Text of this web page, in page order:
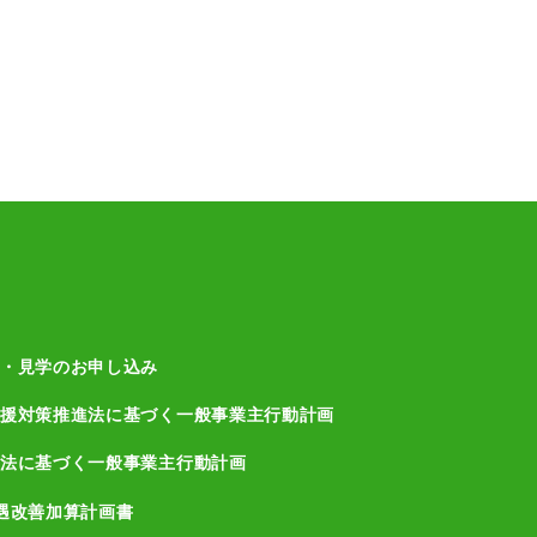
見学のお申し込み
対策推進法に基づく一般事業主行動計画
に基づく一般事業主行動計画
改善加算計画書